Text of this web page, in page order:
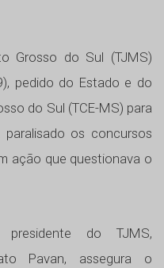
Grosso do Sul (TJMS)
pedido do Estado e do
do Sul (TCE-MS) para
os concursos
ação que questionava o
do TJMS,
Pavan, assegura o